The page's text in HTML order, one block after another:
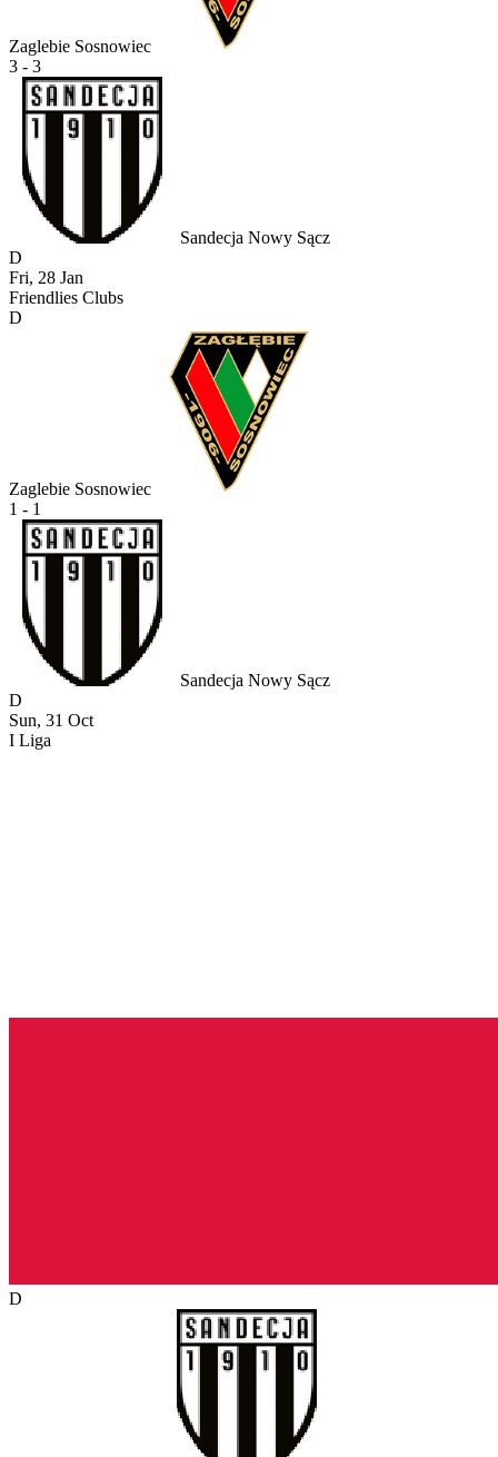
Zaglebie Sosnowiec
3 - 3
Sandecja Nowy Sącz
D
Fri, 28 Jan
Friendlies Clubs
D
Zaglebie Sosnowiec
1 - 1
Sandecja Nowy Sącz
D
Sun, 31 Oct
I Liga
D